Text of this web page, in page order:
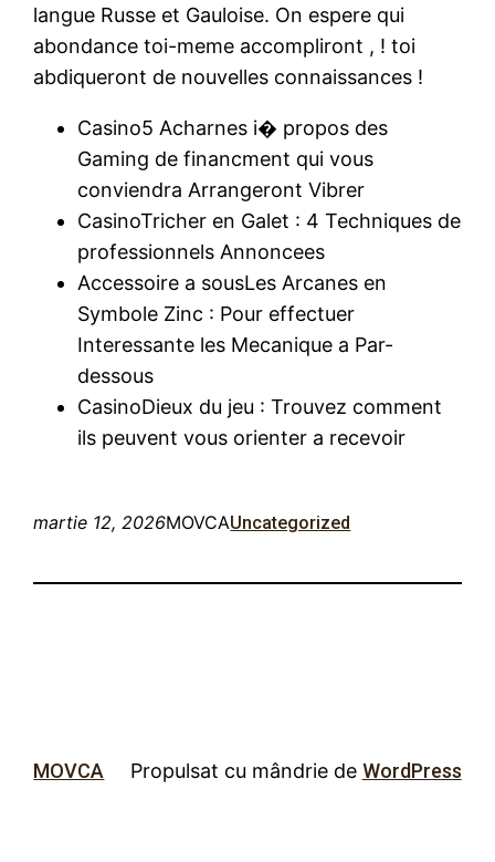
langue Russe et Gauloise. On espere qui
abondance toi-meme accompliront , ! toi
abdiqueront de nouvelles connaissances !
Casino5 Acharnes i� propos des
Gaming de financment qui vous
conviendra Arrangeront Vibrer
CasinoTricher en Galet : 4 Techniques de
professionnels Annoncees
Accessoire a sousLes Arcanes en
Symbole Zinc : Pour effectuer
Interessante les Mecanique a Par-
dessous
CasinoDieux du jeu : Trouvez comment
ils peuvent vous orienter a recevoir
martie 12, 2026MOVCAUncategorized
MOVCA Propulsat cu mândrie de WordPress